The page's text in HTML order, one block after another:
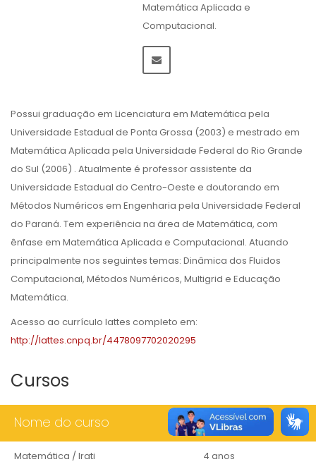
Matemática Aplicada e
Computacional.
Possui graduação em Licenciatura em Matemática pela
Universidade Estadual de Ponta Grossa (2003) e mestrado em
Matemática Aplicada pela Universidade Federal do Rio Grande
do Sul (2006) . Atualmente é professor assistente da
Universidade Estadual do Centro-Oeste e doutorando em
Métodos Numéricos em Engenharia pela Universidade Federal
do Paraná. Tem experiência na área de Matemática, com
ênfase em Matemática Aplicada e Computacional. Atuando
principalmente nos seguintes temas: Dinâmica dos Fluidos
Computacional, Métodos Numéricos, Multigrid e Educação
Matemática.
Acesso ao currículo lattes completo em:
http://lattes.cnpq.br/4478097702020295
Cursos
Nome do curso Duração
Matemática / Irati 4 anos